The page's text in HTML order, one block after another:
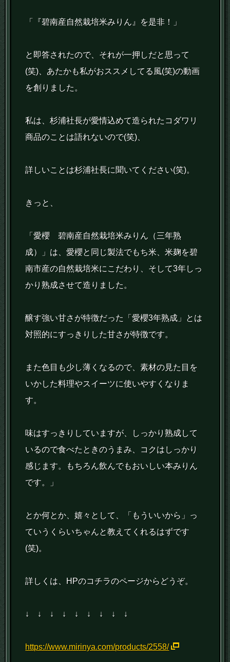
「『碧南産自然栽培米みりん』を是非！」
と即答されたので、それが一押しだと思って
(笑)、あたかも私がおススメしてる風(笑)の動画
を創りました。
私は、杉浦社長が愛情込めて造られたコダワリ
商品のことは語れないので(笑)、
詳しいことは杉浦社長に聞いてください(笑)。
きっと、
「愛櫻 碧南産自然栽培米みりん（三年熟
成）」は、愛櫻と同じ製法でもち米、米麹を碧
南市産の自然栽培米にこだわり、そして3年しっ
かり熟成させて造りました。
醸す強い甘さが特徴だった「愛櫻3年熟成」とは
対照的にすっきりした甘さが特徴です。
また色目も少し薄くなるので、素材の見た目を
いかした料理やスイーツに使いやすくなりま
す。
味はすっきりしていますが、しっかり熟成して
いるので食べたときのうまみ、コクはしっかり
感じます。もちろん飲んでもおいしい本みりん
です。」
とか何とか、嬉々として、「もういいから」っ
ていうくらいちゃんと教えてくれるはずです
(笑)。
詳しくは、HPのコチラのページからどうぞ。
↓ ↓ ↓ ↓ ↓ ↓ ↓ ↓ ↓
https://www.mirinya.com/products/2558/